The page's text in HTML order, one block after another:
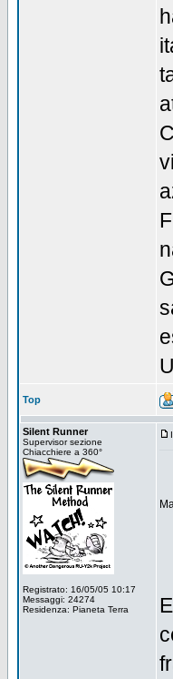
Top
Silent Runner
Supervisor sezione
Chiacchiere a 360°
Registrato: 16/05/05 10:17
Messaggi: 24274
Residenza: Pianeta Terra